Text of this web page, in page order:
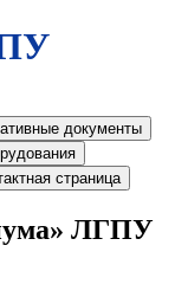
документы
страница
ЛГПУ